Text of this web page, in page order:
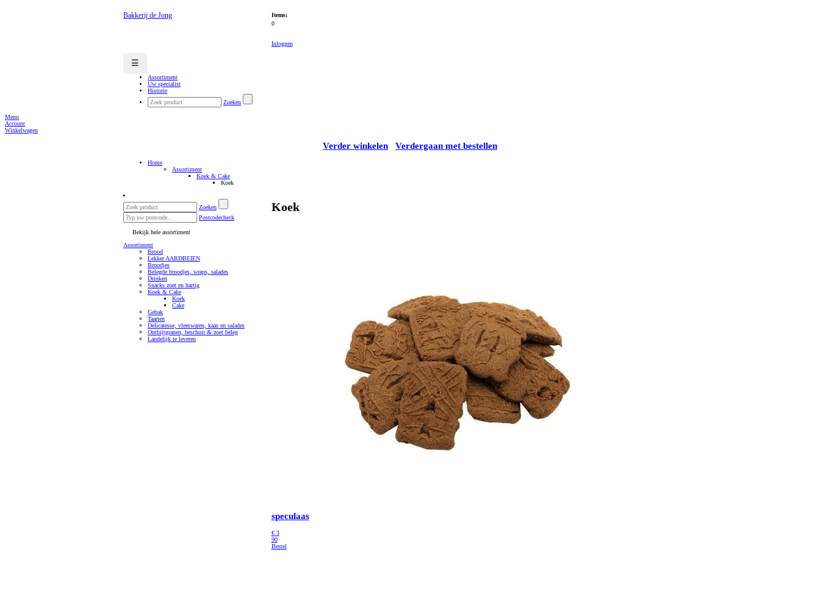
Bakkerij de Jong
Items:
0
Inloggen
☰
Assortiment
Uw specialist
Historie
Zoeken
Menu
Account
Winkelwagen
Verder winkelen Verdergaan met bestellen
Home
Assortiment
Koek & Cake
Koek
Zoeken
Postcodecheck
Bekijk hele assortiment
Assortiment
Brood
Lekker AARDBEIEN
Broodjes
Belegde broodjes, wraps, salades
Drinken
Snacks zoet en hartig
Koek & Cake
Koek
Cake
Gebak
Taarten
Delicatesse, vleeswaren, kaas en salades
Ontbijtgranen, beschuit & zoet beleg
Landelijk te leveren
Koek
speculaas
€ 3
90
Bestel